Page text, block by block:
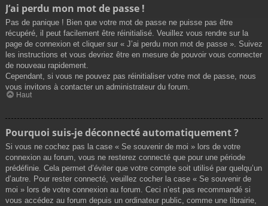
J’ai perdu mon mot de passe !
Pas de panique ! Bien que votre mot de passe ne puisse pas être
récupéré, il peut facilement être réinitialisé. Veuillez vous rendre sur la
page de connexion et cliquer sur « J’ai perdu mon mot de passe ». Suivez
les instructions et vous devriez être en mesure de pouvoir vous connecter
de nouveau rapidement.
Cependant, si vous ne pouvez pas réinitialiser votre mot de passe, nous
vous invitons à contacter un administrateur du forum.
Haut
Pourquoi suis-je déconnecté automatiquement ?
Si vous ne cochez pas la case « Se souvenir de moi » lors de votre
connexion au forum, vous ne resterez connecté que pour une période
prédéfinie. Cela permet d’éviter que votre compte soit utilisé par quelqu’un
d’autre. Pour rester connecté, veuillez cocher la case « Se souvenir de
moi » lors de votre connexion au forum. Ceci n’est pas recommandé si
vous accédez au forum depuis un ordinateur public, comme une librairie,